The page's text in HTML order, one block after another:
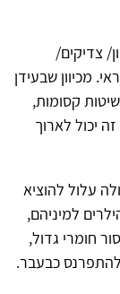
צדיקים/
מכיוון שבעידן
קסומות,
יכול לארוך
עלול להוציא
למיניהם,
חומרי גדול,
כבעבר.